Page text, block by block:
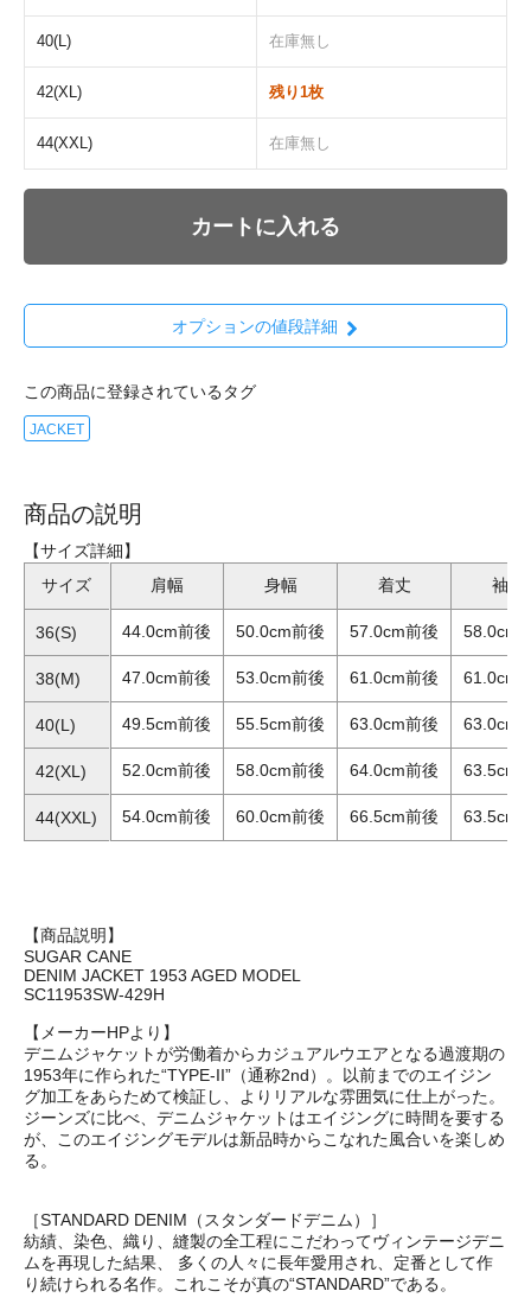
40(L) 在庫無し
42(XL) 残り1枚
44(XXL) 在庫無し
カートに入れる
オプションの値段詳細
この商品に登録されているタグ
JACKET
商品の説明
【サイズ詳細】
サイズ
肩幅 身幅 着丈 袖丈
36(S) 44.0cm前後 50.0cm前後 57.0cm前後 58.0cm
38(M) 47.0cm前後 53.0cm前後 61.0cm前後 61.0cm
40(L) 49.5cm前後 55.5cm前後 63.0cm前後 63.0cm
42(XL) 52.0cm前後 58.0cm前後 64.0cm前後 63.5cm
44(XXL) 54.0cm前後 60.0cm前後 66.5cm前後 63.5cm
【商品説明】
SUGAR CANE
DENIM JACKET 1953 AGED MODEL
SC11953SW-429H
【メーカーHPより】
デニムジャケットが労働着からカジュアルウエアとなる過渡期の
1953年に作られた“TYPE-II”（通称2nd）。以前までのエイジン
グ加工をあらためて検証し、よりリアルな雰囲気に仕上がった。
ジーンズに比べ、デニムジャケットはエイジングに時間を要する
が、このエイジングモデルは新品時からこなれた風合いを楽しめ
る。
［STANDARD DENIM（スタンダードデニム）］
紡績、染色、織り、縫製の全工程にこだわってヴィンテージデニ
ムを再現した結果、 多くの人々に長年愛用され、定番として作
り続けられる名作。これこそが真の“STANDARD”である。